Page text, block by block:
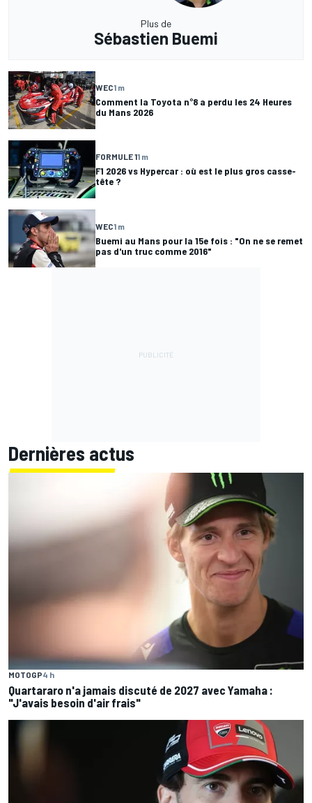
Plus de
Sébastien Buemi
WEC1 m
Comment la Toyota n°8 a perdu les 24 Heures
du Mans 2026
FORMULE 11 m
F1 2026 vs Hypercar : où est le plus gros casse-
tête ?
WEC1 m
Buemi au Mans pour la 15e fois : "On ne se remet
pas d'un truc comme 2016"
Dernières actus
MOTOGP4 h
Quartararo n'a jamais discuté de 2027 avec Yamaha :
"J'avais besoin d'air frais"